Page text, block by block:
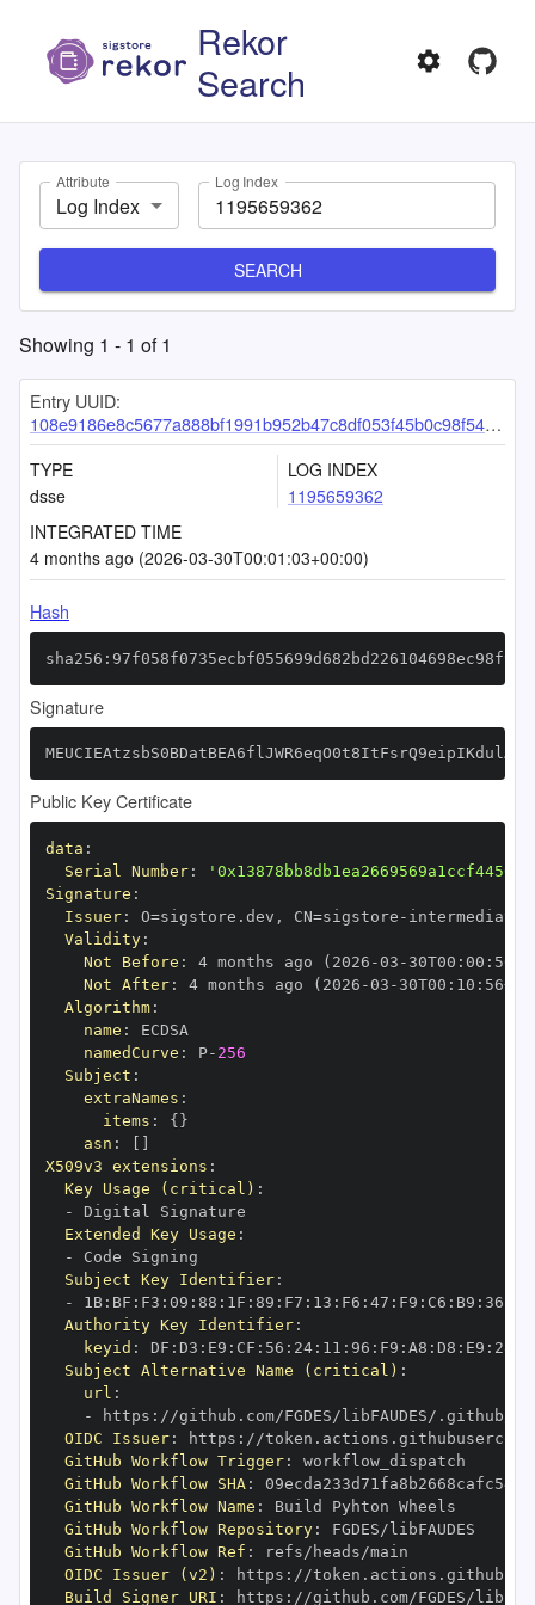
Rekor
Search
Attribute
Log Index
Log Index
SEARCH
Showing 1 - 1 of1
Entry UUID:
108e9186e8c5677a888bf1991b952b47c8df053f45b0c98f54e61d5a524e201853d3bff173c589b2
TYPE
dsse
LOG INDEX
1195659362
INTEGRATED TIME
4 months ago (2026-03-30T00:01:03+00:00)
Hash
Signature
Public Key Certificate
data :
Serial Number:
Signature :
Issuer: O=sigstore.dev , CN=sigstore -
Validity:
Not Before : 4 months ago (2026 -03 - 30T00 : 00 :
Not After: 4 months ago (2026 -03 - 30T00 : 10 : 56+00
Algorithm:
name :
namedCurve : P- 256
Subject :
extraNames :
items : { }
asn :
X509v3 extensions :
Key Usage (critical) :
-
Extended Key Usage :
-
Subject Key Identifier:
-
1B: BF : F3 : 09 : 88 : 1F : 89 : F7 : 13 : F6 : 47 : F9 : C6 : B9 : 36
Authority Key Identifier:
keyid : DF : D3 : E9 : CF : 56 : 24: 11 : 96 : F9 : A8 : D8 : E9 : 28
Subject Alternative Name (critical) :
url :
-
https :
OIDC Issuer: https :
GitHub Workflow Trigger:
GitHub Workflow SHA:
GitHub Workflow Name :
GitHub Workflow Repository:
GitHub Workflow Ref :
OIDC Issuer (v2) : https :
Build Signer URI : https :